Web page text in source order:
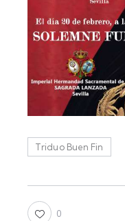
Triduo Buen Fin
0